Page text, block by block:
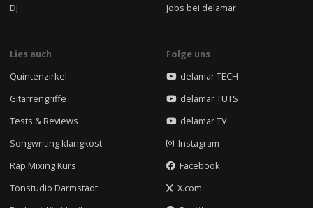
DJ
Jobs bei delamar
Lies auch
Quintenzirkel
Gitarrengriffe
Tests & Reviews
Songwriting klangkost
Rap Mixing Kurs
Tonstudio Darmstadt
Folge uns
delamar TECH
delamar TUTS
delamar TV
Instagram
Facebook
X.com